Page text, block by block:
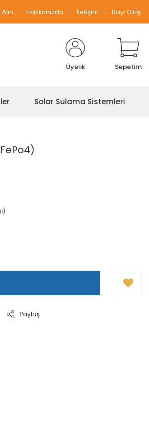
Hakkımızda İletişim Bayi Girişi
Üyelik Sepetim
Solar Sulama Sistemleri
Paylaş